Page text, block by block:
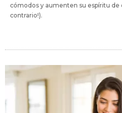
cómodos y aumenten su espíritu de
contrario!).